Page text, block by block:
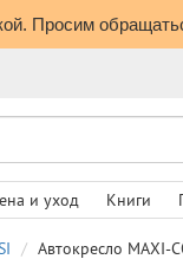
Просим
и уход Книги
Автокресло MAXI-